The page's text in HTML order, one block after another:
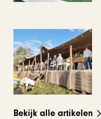
Bekijk alle artikelen